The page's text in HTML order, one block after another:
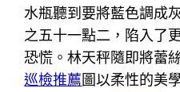
水瓶聽到要將藍色調成
之五十一點二，陷入了
恐慌。林天秤隨即將蕾
巡檢推薦圖以柔性的美